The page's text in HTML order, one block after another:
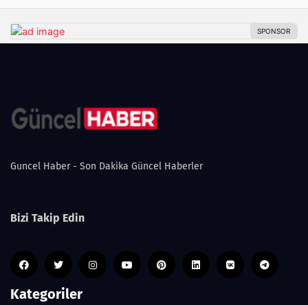
Guncel Haber - Son Dakika Güncel Haberler
Bizi Takip Edin
Kategoriler